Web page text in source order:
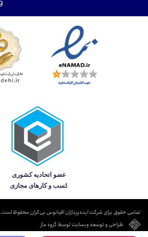
تمامی حقوق برای شرکت ایده‌پردازان اقیانوس بی‌کران محفوظ است.
طراحی و توسعه وبسایت توسط گروه ماز